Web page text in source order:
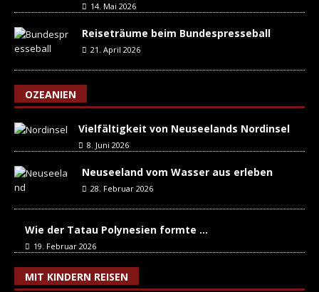
14. Mai 2026
Reiseträume beim Bundespresseball
21. April 2026
OZEANIEN
Vielfältigkeit von Neuseelands Nordinsel
8. Juni 2026
Neuseeland vom Wasser aus erleben
28. Februar 2026
Wie der Tatau Polynesien formte …
19. Februar 2026
MIT KINDERN REISEN